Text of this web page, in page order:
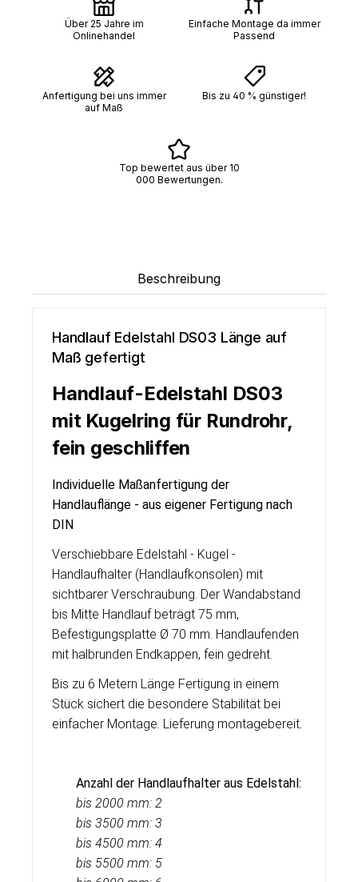
Über 25 Jahre im
Onlinehandel
Einfache Montage da immer
Passend
Anfertigung bei uns immer
auf Maß
Bis zu 40 % günstiger!
Top bewertet aus über 10
000 Bewertungen.
Beschreibung
Handlauf Edelstahl DS03 Länge auf
Maß gefertigt
Handlauf-Edelstahl DS03
mit Kugelring für Rundrohr,
fein geschliffen
Individuelle Maßanfertigung der
Handlauflänge - aus eigener Fertigung nach
DIN
Verschiebbare Edelstahl - Kugel -
Handlaufhalter (Handlaufkonsolen) mit
sichtbarer Verschraubung. Der Wandabstand
bis Mitte Handlauf beträgt 75 mm,
Befestigungsplatte Ø 70 mm. Handlaufenden
mit halbrunden Endkappen, fein gedreht.
Bis zu 6 Metern Länge Fertigung in einem
Stück sichert die besondere Stabilität bei
einfacher Montage. Lieferung montagebereit.
Anzahl der Handlaufhalter aus Edelstahl:
bis 2000 mm: 2
bis 3500 mm: 3
bis 4500 mm: 4
bis 5500 mm: 5